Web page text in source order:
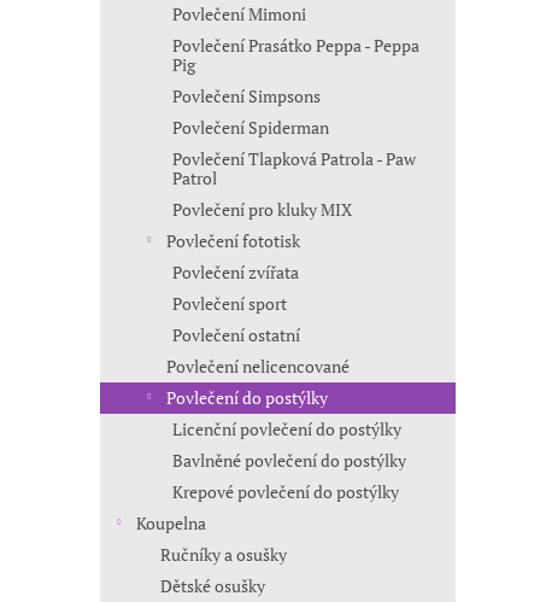
Povlečení Mimoni
Povlečení Prasátko Peppa - Peppa
Pig
Povlečení Simpsons
Povlečení Spiderman
Povlečení Tlapková Patrola - Paw
Patrol
Povlečení pro kluky MIX
Povlečení fototisk
Povlečení zvířata
Povlečení sport
Povlečení ostatní
Povlečení nelicencované
Povlečení do postýlky
Licenční povlečení do postýlky
Bavlněné povlečení do postýlky
Krepové povlečení do postýlky
Koupelna
Ručníky a osušky
Dětské osušky